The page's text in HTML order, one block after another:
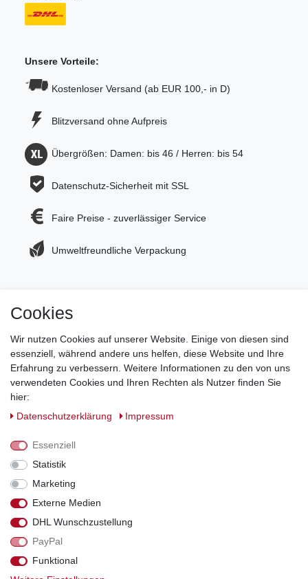
Unsere Vorteile:
Kostenloser Versand (ab EUR 100,- in D)
Blitzversand ohne Aufpreis
Übergrößen: Damen: bis 46 / Herren: bis 54
Datenschutz-Sicherheit mit SSL
Faire Preise - zuverlässiger Service
Umweltfreundliche Verpackung
Jetzt zum Newsletter anmelden und 5€ Gutschein
Newsletter Anmeldung >
Preise entsprechen dem bisherigen Preis bei Schuhperlativ.
Cookies
Wir nutzen Cookies auf unserer Website. Einige von diesen sind
essenziell, während andere uns helfen, diese Website und Ihre
Erfahrung zu verbessern. Weitere Informationen zu den von uns
verwendeten Cookies und Ihren Rechten als Nutzer finden Sie
hier:
Daten­schutz­erklärung
Impressum
Essenziell
Statistik
Marketing
Externe Medien
DHL Wunschzustellung
PayPal
Funktional